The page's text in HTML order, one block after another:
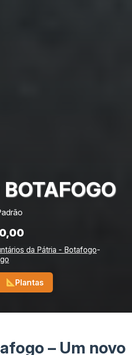
da Pátria - Botafogo-
Plantas
– Um novo